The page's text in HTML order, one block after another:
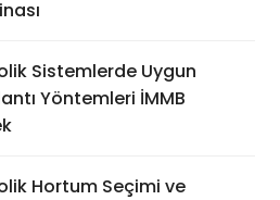
Sistemlerde Uygun
Yöntemleri İMMB
Hortum Seçimi ve